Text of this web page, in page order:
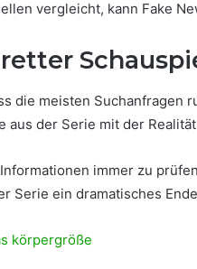
vergleicht, kann Fake
die meisten Suchanfragen
aus der Serie mit der
immer zu
Serie ein dramatisches
körpergröße